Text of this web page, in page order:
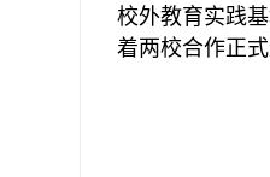
校外教育实践
着两校合作正